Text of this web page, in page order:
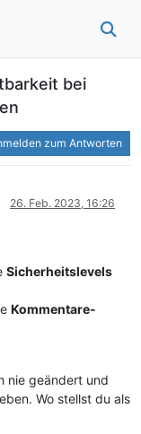
bei
zum Antworten
26. Feb. 2023, 16:26
Sicherheitslevels
Kommentare-
nie geändert und
Wo stellst du als